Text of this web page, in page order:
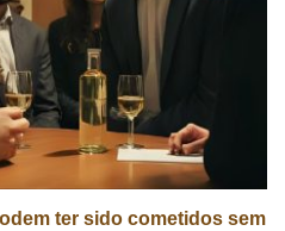
ter sido cometidos sem